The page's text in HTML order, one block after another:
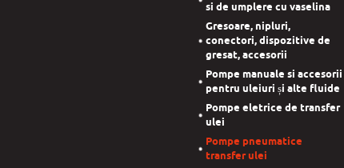
si de umplere cu vaselina
Gresoare, nipluri,
conectori, dispozitive de
gresat, accesorii
Pompe manuale si accesorii
pentru uleiuri și alte fluide
Pompe eletrice de transfer
ulei
Pompe pneumatice
transfer ulei